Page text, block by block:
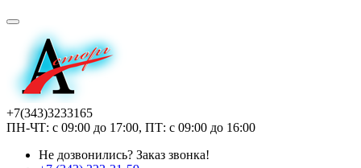
+7(343)3233165
ПН-ЧТ: с 09:00 до 17:00, ПТ: с 09:00 до 16:00
Не дозвонились? Заказ звонка!